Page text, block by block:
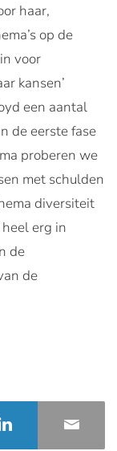
haar,
op de
voor
kansen’
een aantal
de eerste fase
proberen we
met schulden
diversiteit
erg in
de
de